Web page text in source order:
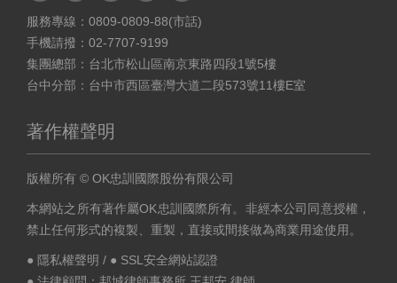
服務專線：0809-0809-88(市話)
手機請撥：02-7707-9199
集團總部：台北市松山區南京東路四段1號5樓
台中分部：台中市西區臺灣大道二段573號11樓E室
著作權聲明
版權所有 © OK忠訓國際股份有限公司
本網站之所有著作屬OK忠訓國際所有。非經本公司同意授權，
禁止任何形式的複製、重製，直接或間接做為商業用途使用。
● 隱私權聲明 / ● SSL安全網站認證